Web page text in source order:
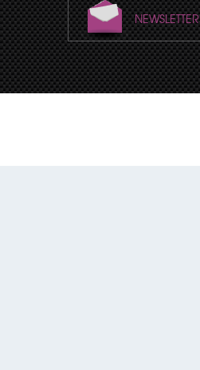
NEWSLETTER